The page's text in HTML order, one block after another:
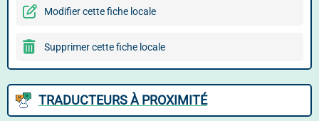
Modifier cette fiche locale
Supprimer cette fiche locale
TRADUCTEURS À PROXIMITÉ